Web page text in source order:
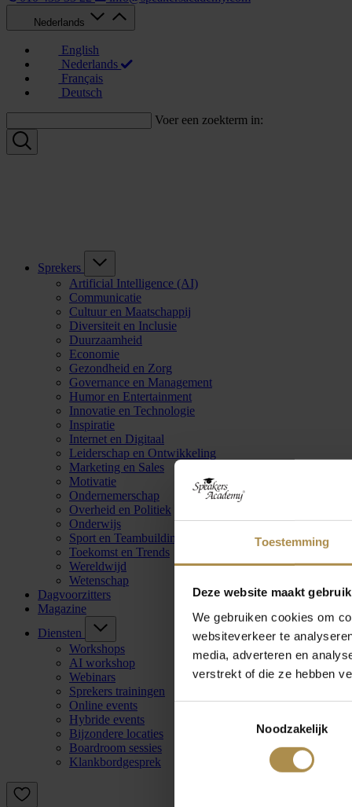
Toestemming
Deze website maakt
We gebruiken cookies om
websiteverkeer te
media, adverteren en
verstrekt of die ze hebben
Noodzakelijk
Nederlands
English
Nederlands
Français
Deutsch
Voer een zoekterm in:
Sprekers
Artificial Intelligence (AI)
Communicatie
Cultuur en Maatschappij
Diversiteit en Inclusie
Duurzaamheid
Economie
Gezondheid en Zorg
Governance en Management
Humor en Entertainment
Innovatie en Technologie
Inspiratie
Internet en Digitaal
Leiderschap en Ontwikkeling
Marketing en Sales
Motivatie
Ondernemerschap
Overheid en Politiek
Onderwijs
Sport en Teambuilding
Toekomst en Trends
Wereldwijd
Wetenschap
Dagvoorzitters
Magazine
Diensten
Workshops
AI workshop
Webinars
Sprekers trainingen
Online events
Hybride events
Bijzondere locaties
Boardroom sessies
Klankbordgesprek